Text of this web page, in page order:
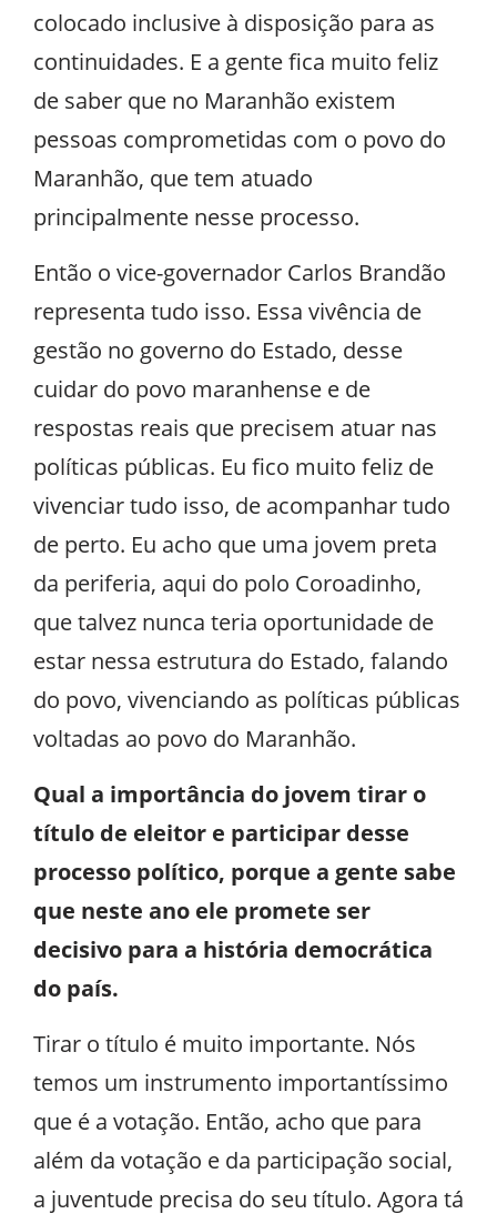
colocado inclusive à disposição para as
continuidades. E a gente fica muito feliz
de saber que no Maranhão existem
pessoas comprometidas com o povo do
Maranhão, que tem atuado
principalmente nesse processo.
Então o vice-governador Carlos Brandão
representa tudo isso. Essa vivência de
gestão no governo do Estado, desse
cuidar do povo maranhense e de
respostas reais que precisem atuar nas
políticas públicas. Eu fico muito feliz de
vivenciar tudo isso, de acompanhar tudo
de perto. Eu acho que uma jovem preta
da periferia, aqui do polo Coroadinho,
que talvez nunca teria oportunidade de
estar nessa estrutura do Estado, falando
do povo, vivenciando as políticas públicas
voltadas ao povo do Maranhão.
Qual a importância do jovem tirar o
título de eleitor e participar desse
processo político, porque a gente sabe
que neste ano ele promete ser
decisivo para a história democrática
do país.
Tirar o título é muito importante. Nós
temos um instrumento importantíssimo
que é a votação. Então, acho que para
além da votação e da participação social,
a juventude precisa do seu título. Agora tá